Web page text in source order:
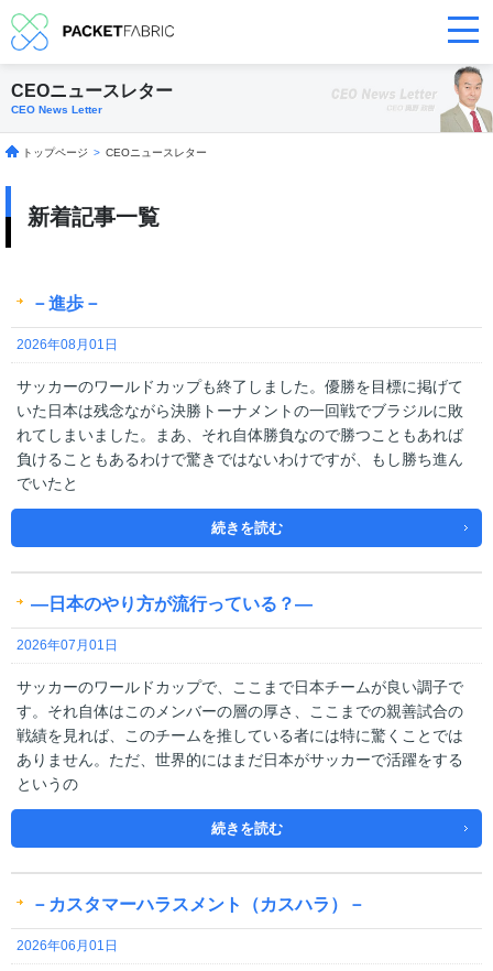
CEOニュースレター
CEO News Letter
トップページ > CEOニュースレター
新着記事一覧
－進歩－
2026年08月01日
サッカーのワールドカップも終了しました。優勝を目標に掲げて
いた日本は残念ながら決勝トーナメントの一回戦でブラジルに敗
れてしまいました。まあ、それ自体勝負なので勝つこともあれば
負けることもあるわけで驚きではないわけですが、もし勝ち進ん
でいたと
続きを読む
―日本のやり方が流行っている？―
2026年07月01日
サッカーのワールドカップで、ここまで日本チームが良い調子で
す。それ自体はこのメンバーの層の厚さ、ここまでの親善試合の
戦績を見れば、このチームを推している者には特に驚くことでは
ありません。ただ、世界的にはまだ日本がサッカーで活躍をする
というの
続きを読む
－カスタマーハラスメント（カスハラ）－
2026年06月01日